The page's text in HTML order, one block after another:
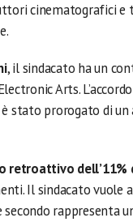
cinematografici e
, il sindacato ha un
Arts.
stato prorogato di
retroattivo
Il sindacato vuole
secondo rappresenta